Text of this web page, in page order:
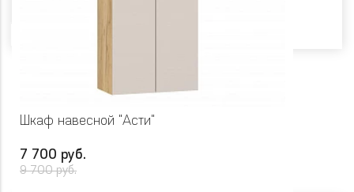
Шкаф навесной "Асти"
7 700 руб.
9 700 руб.